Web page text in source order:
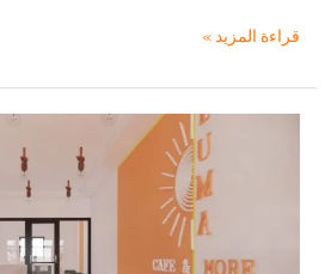
كافيه
،المدينة
المنورة
المقهى
قراءة المزيد »